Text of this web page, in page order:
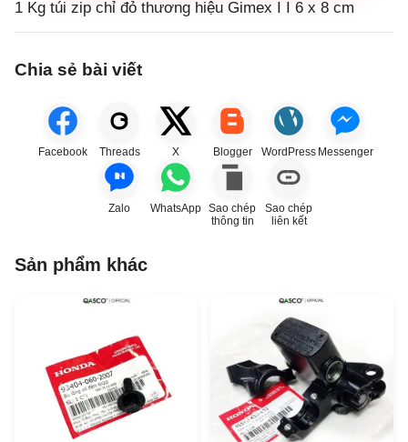
1 Kg túi zip chỉ đỏ thương hiệu Gimex I I 6 x 8 cm
Chia sẻ bài viết
Facebook Threads X Blogger WordPress Messenger
Zalo WhatsApp Sao chép
thông tin
Sao chép
liên kết
Sản phẩm khác